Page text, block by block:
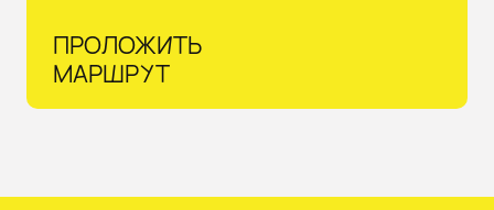
ПРОЛОЖИТЬ
МАРШРУТ